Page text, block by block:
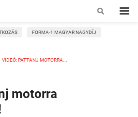
FORMA-1 MAGYAR NAGYDÍJ
VIDEÓ: PATTANJ MOTORRA...
motorra